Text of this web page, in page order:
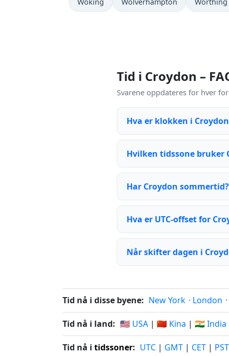
Tid i Croydon –
Svarene oppdateres for hver
Hva er klokken i
Hvilken tidssone bruker
Har Croydon sommertid?
Hva er UTC-offset for
Når skifter dagen i
Tid nå i disse byene: New York · London ·
Tid nå i land: 🇺🇸 USA | 🇨🇳 Kina | 🇮🇳 India
Tid nå i tidssoner: UTC | GMT | CET | PST